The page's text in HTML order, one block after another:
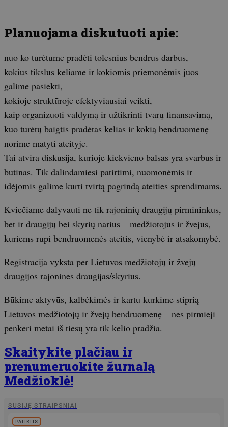
Planuojama diskutuoti apie:
nuo ko turėtume pradėti tolesnius bendrus darbus,
kokius tikslus keliame ir kokiomis priemonėmis juos
galime pasiekti,
kokioje struktūroje efektyviausiai veikti,
kaip organizuoti valdymą ir užtikrinti tvarų finansavimą,
kuo turėtų baigtis pradėtas kelias ir kokią bendruomenę
norime matyti ateityje.
Tai atvira diskusija, kurioje kiekvieno balsas yra svarbus ir
būtinas. Tik dalindamiesi patirtimi, nuomonėmis ir
idėjomis galime kurti tvirtą pagrindą ateities sprendimams.
Kviečiame dalyvauti ne tik rajoninių draugijų pirmininkus,
bet ir draugijų bei skyrių narius – medžiotojus ir žvejus,
kuriems rūpi bendruomenės ateitis, vienybė ir atsakomybė.
Registracija vyksta per Lietuvos medžiotojų ir žvejų
draugijos rajonines draugijas/skyrius.
Būkime aktyvūs, kalbėkimės ir kartu kurkime stiprią
Lietuvos medžiotojų ir žvejų bendruomenę – nes pirmieji
penkeri metai iš tiesų yra tik kelio pradžia.
Skaitykite plačiau ir
prenumeruokite žurnalą
Medžioklė!
SUSIJĘ STRAIPSNIAI
PATIRTIS